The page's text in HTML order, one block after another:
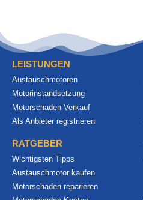
LEISTUNGEN
Austauschmotoren
Motorinstandsetzung
Motorschaden Verkauf
Als Anbieter registrieren
RATGEBER
Wichtigsten Tipps
Austauschmotor kaufen
Motorschaden reparieren